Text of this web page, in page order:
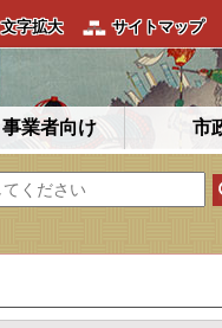
文字拡大 サイトマップ
事業者向け 市